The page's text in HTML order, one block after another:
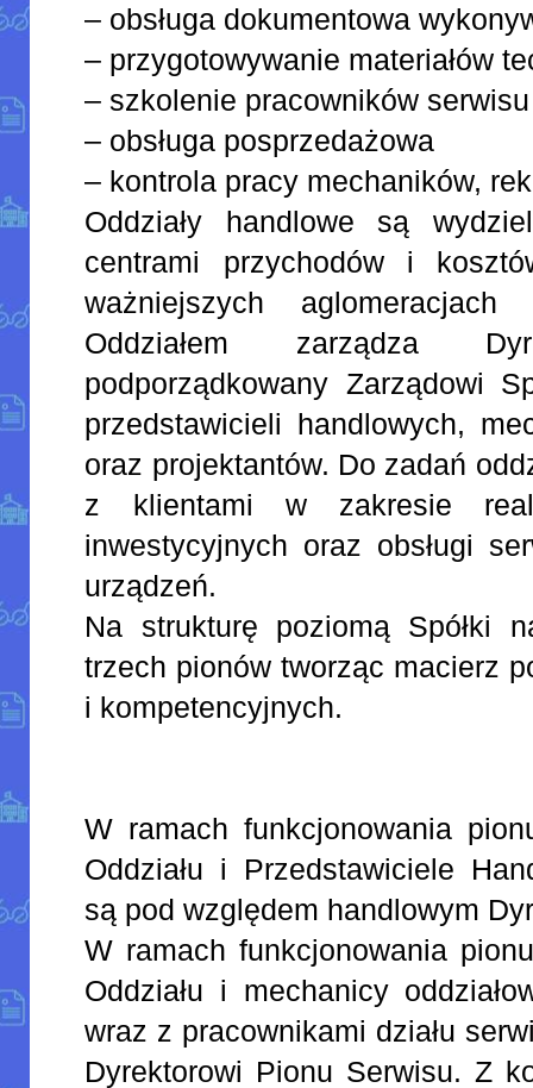
– obsługa dokumentowa
– przygotowywanie materiałów
– szkolenie pracowników
– obsługa posprzedażowa
– kontrola pracy mechaników,
Oddziały handlowe są
centrami przychodów i
ważniejszych aglomeracjach
Oddziałem zarządza
podporządkowany Zarządowi
przedstawicieli handlowych,
oraz projektantów. Do zadań
z klientami w zakresie
inwestycyjnych oraz obsługi
urządzeń.
Na strukturę poziomą Spółki
trzech pionów tworząc macierz
i kompetencyjnych.
W ramach funkcjonowania
Oddziału i Przedstawiciele
są pod względem handlowym
W ramach funkcjonowania
Oddziału i mechanicy
wraz z pracownikami działu
Dyrektorowi Pionu Serwisu. Z